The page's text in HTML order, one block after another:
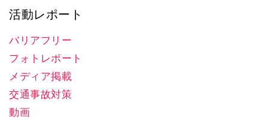
活動レポート
バリアフリー
フォトレポート
メディア掲載
交通事故対策
動画